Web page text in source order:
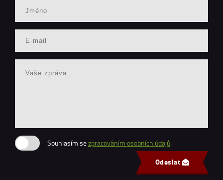
Souhlasím sezpracováním osobních údajů.
Odeslat